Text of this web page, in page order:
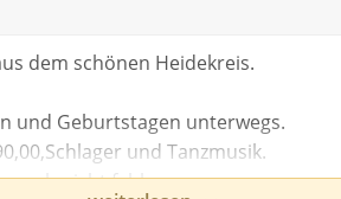
dem schönen Heidekreis.
und Geburtstagen unterwegs.
und Tanzmusik.
auch nicht fehlen.